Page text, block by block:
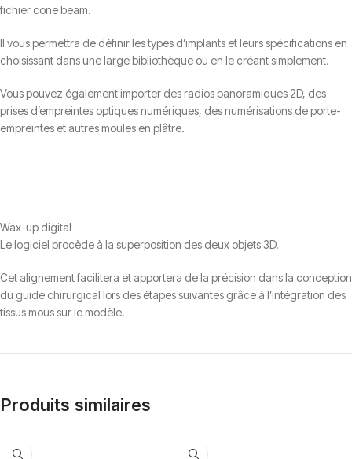
fichier cone beam.
Il vous permettra de définir les types d’implants et leurs spécifications en
choisissant dans une large bibliothèque ou en le créant simplement.
Vous pouvez également importer des radios panoramiques 2D, des
prises d’empreintes optiques numériques, des numérisations de porte-
empreintes et autres moules en plâtre.
Wax-up digital
Le logiciel procède à la superposition des deux objets 3D.
Cet alignement facilitera et apportera de la précision dans la conception
du guide chirurgical lors des étapes suivantes grâce à l’intégration des
tissus mous sur le modèle.
Produits similaires